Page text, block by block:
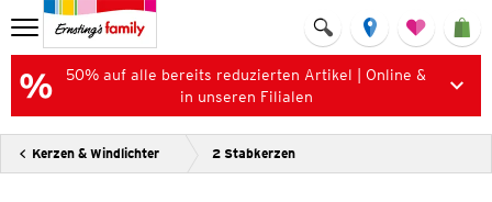
50% auf alle bereits reduzierten Artikel | Online &
in unseren Filialen
Kerzen & Windlichter 2 Stabkerzen